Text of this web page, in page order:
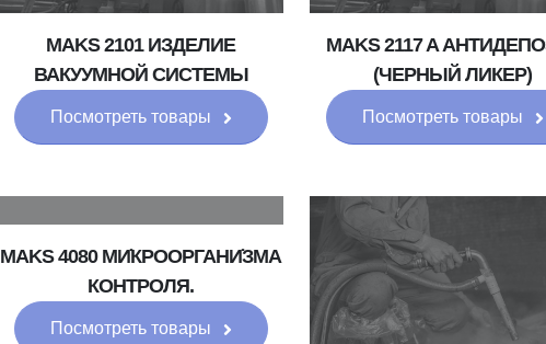
MAKS 2101 ИЗДЕЛИЕ
ВАКУУМНОЙ СИСТЕМЫ
Посмотреть товары
MAKS 2117 A
(ЧЕРНЫЙ ЛИКЕР)
Посмотреть товары
MAKS 4080 МИ̇КРООРГАНИ̇ЗМА
КОНТРОЛЯ.
Посмотреть товары